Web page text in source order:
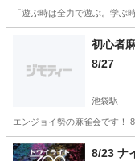
「遊ぶ時は全力で遊ぶ。学
新宿駅
初心者
8/27
池袋駅
エンジョイ勢の麻雀会です！
東京 豊島区 池袋駅
8/23 ナ